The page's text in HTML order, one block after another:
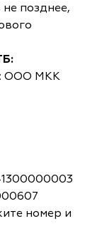
позднее,
ООО МКК
номер и